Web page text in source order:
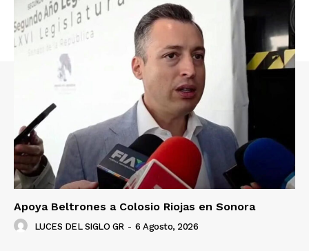
Apoya Beltrones a Colosio Riojas en Sonora
LUCES DEL SIGLO GR - 6 Agosto, 2026